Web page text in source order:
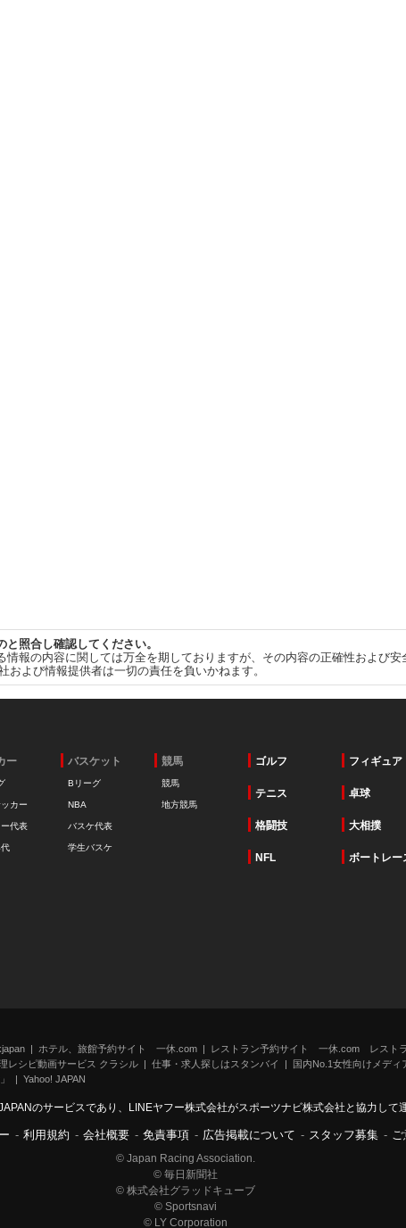
と照合し確認してください。
報の内容に関しては万全を期しておりますが、その内容の正確性および
よび情報提供者は一切の責任を負いかねます。
ー
カー
代表
バスケット
Bリーグ
NBA
バスケ代表
学生バスケ
競馬
競馬
地方競馬
ゴルフ フィギュア
テニス 卓球
格闘技 大相撲
NFL ボートレー
ホテル、旅館予約サイト 一休.com
レストラン予約サイト 一休.com レスト
レシピ動画サービス クラシル 仕事・求人探しはスタンバイ
国内No.1女性向けメディ
Yahoo! JAPAN
のサービスであり、LINEヤフー株式会社がスポーツナビ株式会社と協力して
- 利用規約 - 会社概要 - 免責事項 - 広告掲載について - スタッフ募集 -
© Japan Racing Association.
© 毎日新聞社
© 株式会社グラッドキューブ
© Sportsnavi
© LY Corporation